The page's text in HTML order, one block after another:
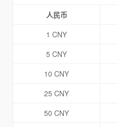
人民币
1 CNY
5 CNY
10 CNY
25 CNY
50 CNY